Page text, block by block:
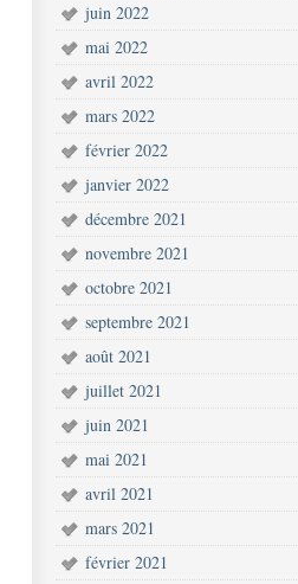
juin 2022
mai 2022
avril 2022
mars 2022
février 2022
janvier 2022
décembre 2021
novembre 2021
octobre 2021
septembre 2021
août 2021
juillet 2021
juin 2021
mai 2021
avril 2021
mars 2021
février 2021